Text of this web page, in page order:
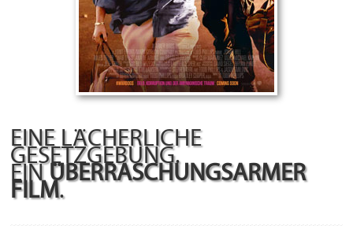
EINE LÄCHERLICHE
GESETZGEBUNG.
EINÜBERRASCHUNGSARMER
FILM.